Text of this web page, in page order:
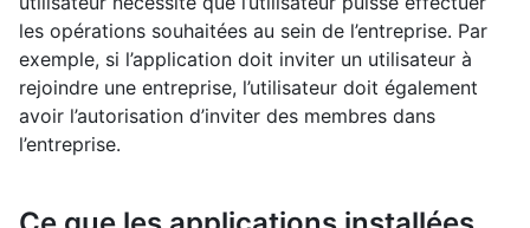
les opérations souhaitées au sein de l’entreprise. Par
exemple, si l’application doit inviter un utilisateur à
rejoindre une entreprise, l’utilisateur doit également
avoir l’autorisation d’inviter des membres dans
l’entreprise.